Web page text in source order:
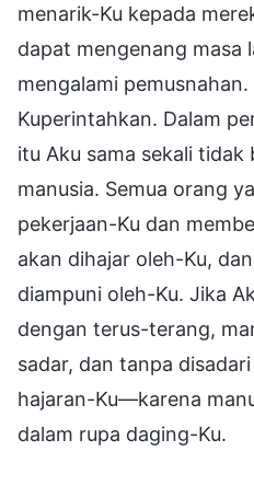
menarik-Ku kepada
dapat mengenang masa
mengalami
Kuperintahkan. Dalam
itu Aku sama sekali
manusia. Semua orang
pekerjaan-Ku dan
akan dihajar oleh-Ku,
diampuni oleh-Ku. Jika
dengan terus-terang,
sadar, dan tanpa
hajaran-Ku—karena
dalam rupa daging-Ku.